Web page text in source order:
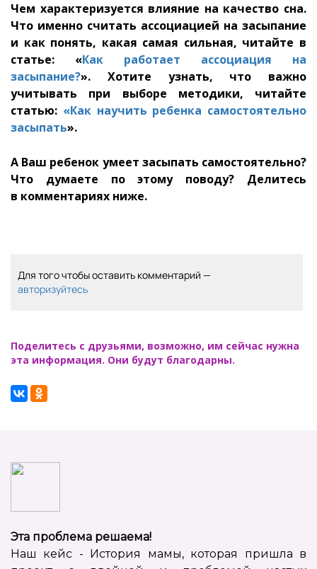
Чем характеризуется влияние на качество сна.
Что именно считать ассоциацией на засыпание
и как понять, какая самая сильная, читайте в
статье: «Как работает ассоциация на
засыпание?». Хотите узнать, что важно
учитывать при выборе методики, читайте
статью: «Как научить ребенка самостоятельно
засыпать».
А Ваш ребенок умеет засыпать самостоятельно?
Что думаете по этому поводу? Делитесь
в комментариях ниже.
Для того чтобы оставить комментарий —
авторизуйтесь
Поделитесь с друзьями, возможно, им сейчас нужна
эта информация. Они будут благодарны.
Эта проблема решаема!
Наш кейс - История мамы, которая пришла в